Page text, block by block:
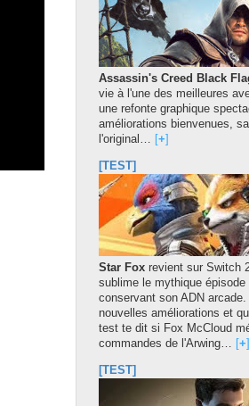
Assassin's Creed Black
vie à l'une des meilleures
une refonte graphique
améliorations bienvenues,
l'original…
+
[TEST]
Star Fox revient sur Switch
sublime le mythique
conservant son ADN
nouvelles améliorations et
test te dit si Fox McCloud
commandes de l'Arwing…
+
[TEST]